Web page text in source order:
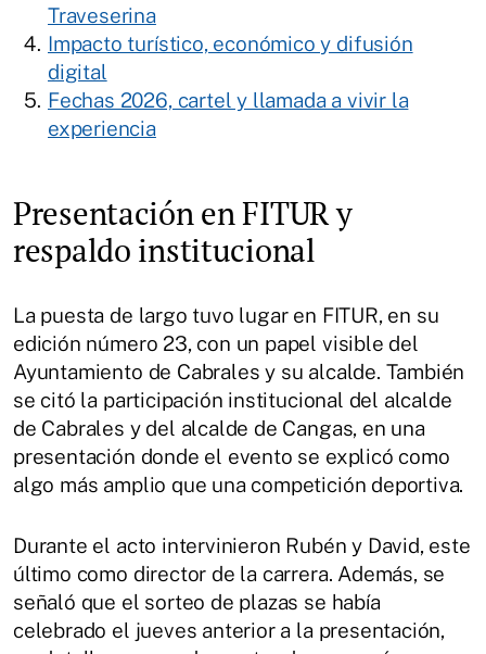
Traveserina
Impacto turístico, económico y difusión
digital
Fechas 2026, cartel y llamada a vivir la
experiencia
Presentación en FITUR y
respaldo institucional
La puesta de largo tuvo lugar en FITUR, en su
edición número 23, con un papel visible del
Ayuntamiento de Cabrales y su alcalde. También
se citó la participación institucional del alcalde
de Cabrales y del alcalde de Cangas, en una
presentación donde el evento se explicó como
algo más amplio que una competición deportiva.
Durante el acto intervinieron Rubén y David, este
último como director de la carrera. Además, se
señaló que el sorteo de plazas se había
celebrado el jueves anterior a la presentación,